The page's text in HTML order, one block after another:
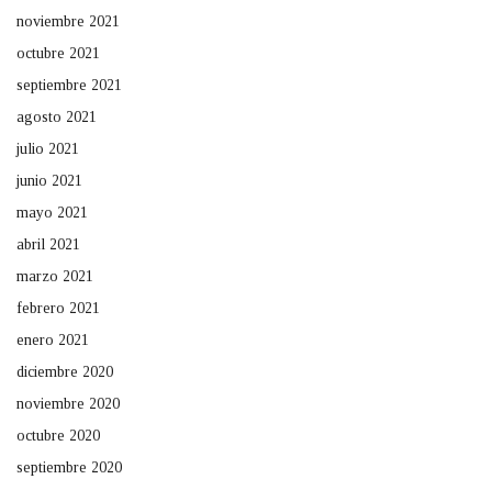
noviembre 2021
octubre 2021
septiembre 2021
agosto 2021
julio 2021
junio 2021
mayo 2021
abril 2021
marzo 2021
febrero 2021
enero 2021
diciembre 2020
noviembre 2020
octubre 2020
septiembre 2020